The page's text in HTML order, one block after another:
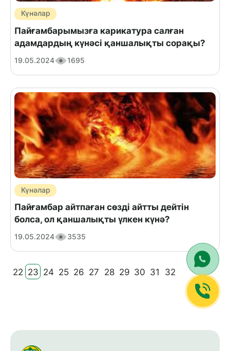
Күнәлар
Пайғамбарымызға карикатура салған
адамдардың күнәсі қаншалықты сорақы?
19.05.2024 1695
Күнәлар
Пайғамбар айтпаған сөзді айтты дейтін
болса, ол қаншалықты үлкен күнә?
19.05.2024 3535
22 23 24 25 26 27 28 29 30 31 32